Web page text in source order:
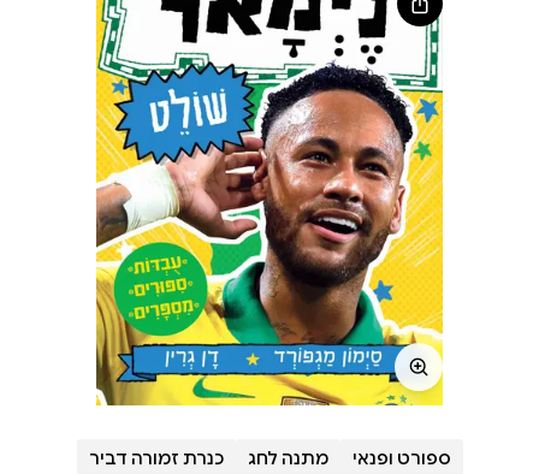
ספורט ופנאי מתנה לחג כנרת זמורה דביר